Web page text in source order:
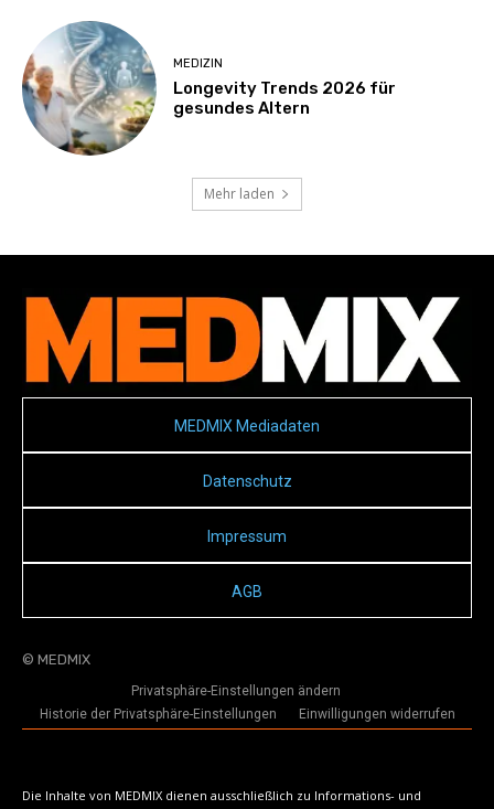
MEDIZIN
Longevity Trends 2026 für
gesundes Altern
Mehr laden
MEDMIX Mediadaten
Datenschutz
Impressum
AGB
© MEDMIX
Privatsphäre-Einstellungen ändern
Historie der Privatsphäre-Einstellungen
Einwilligungen widerrufen
Die Inhalte von MEDMIX dienen ausschließlich zu Informations- und